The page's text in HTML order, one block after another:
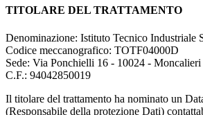
TITOLARE DEL TRATTAMENTO
Denominazione: Istituto Tecnico Industriale
Codice meccanografico: TOTF04000D
Sede: Via Ponchielli 16 - 10024 -
C.F.: 94042850019
Il titolare del trattamento ha nominato un
(Responsabile della protezione Dati)